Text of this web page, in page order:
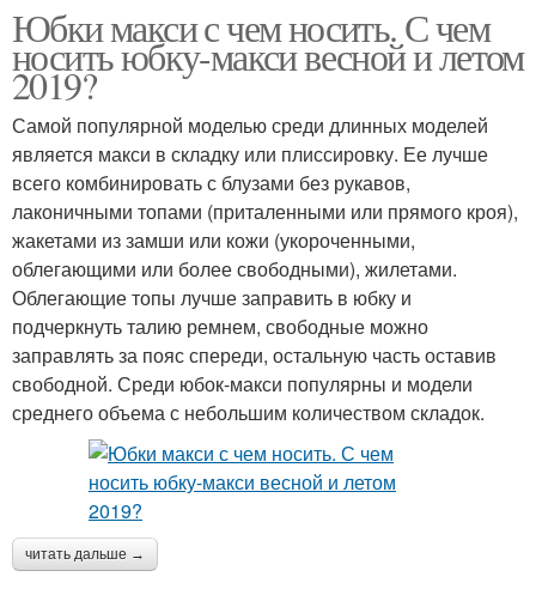
Юбки макси с чем носить. С чем
носить юбку-макси весной и летом
2019?
Самой популярной моделью среди длинных моделей
является макси в складку или плиссировку. Ее лучше
всего комбинировать с блузами без рукавов,
лаконичными топами (приталенными или прямого кроя),
жакетами из замши или кожи (укороченными,
облегающими или более свободными), жилетами.
Облегающие топы лучше заправить в юбку и
подчеркнуть талию ремнем, свободные можно
заправлять за пояс спереди, остальную часть оставив
свободной. Среди юбок-макси популярны и модели
среднего объема с небольшим количеством складок.
читать дальше →